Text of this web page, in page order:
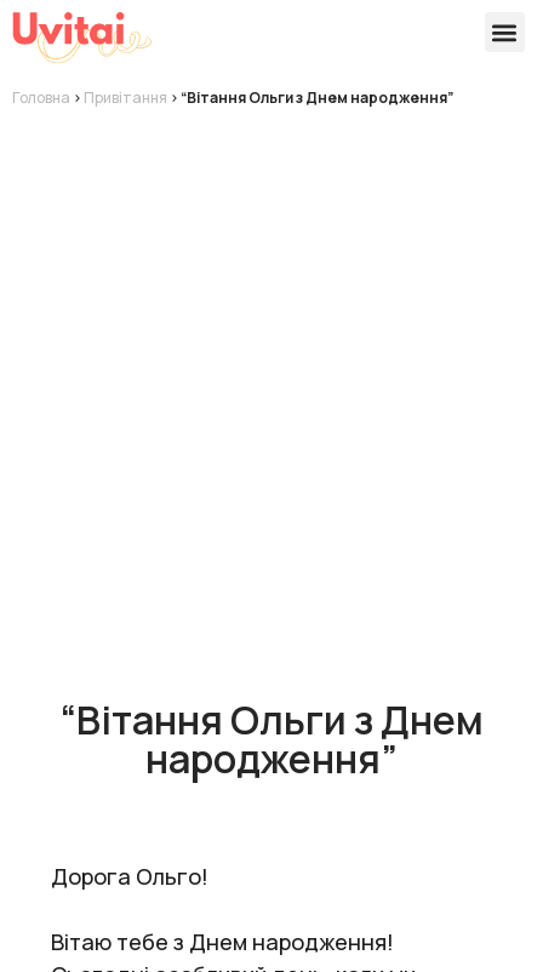
Головна > Привітання > “Вітання Ольги з Днем народження”
“Вітання Ольги з Днем
народження”
Дорога Ольго!
Вітаю тебе з Днем народження!